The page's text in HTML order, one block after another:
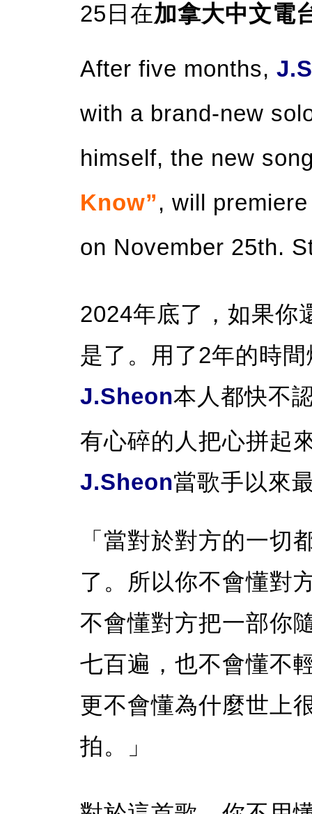
25日在加拿大中文電
After five months,
with a brand-new
himself, the new
Know”, will
on November 25th.
2024年底了，如果你
是了。用了2年的時
J.Sheon本人都快不
有心碎的人把心拼起
J.Sheon當歌手以來
「當對於對方的一切
了。所以你不會懂對
不會懂對方把一部你
七百遍，也不會懂不
更不會懂為什麼世上
拍。」